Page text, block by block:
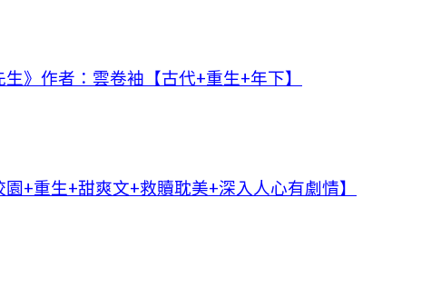
生》作者：雲卷袖【古代+重生+年下】
園+重生+甜爽文+救贖耽美+深入人心有劇情】